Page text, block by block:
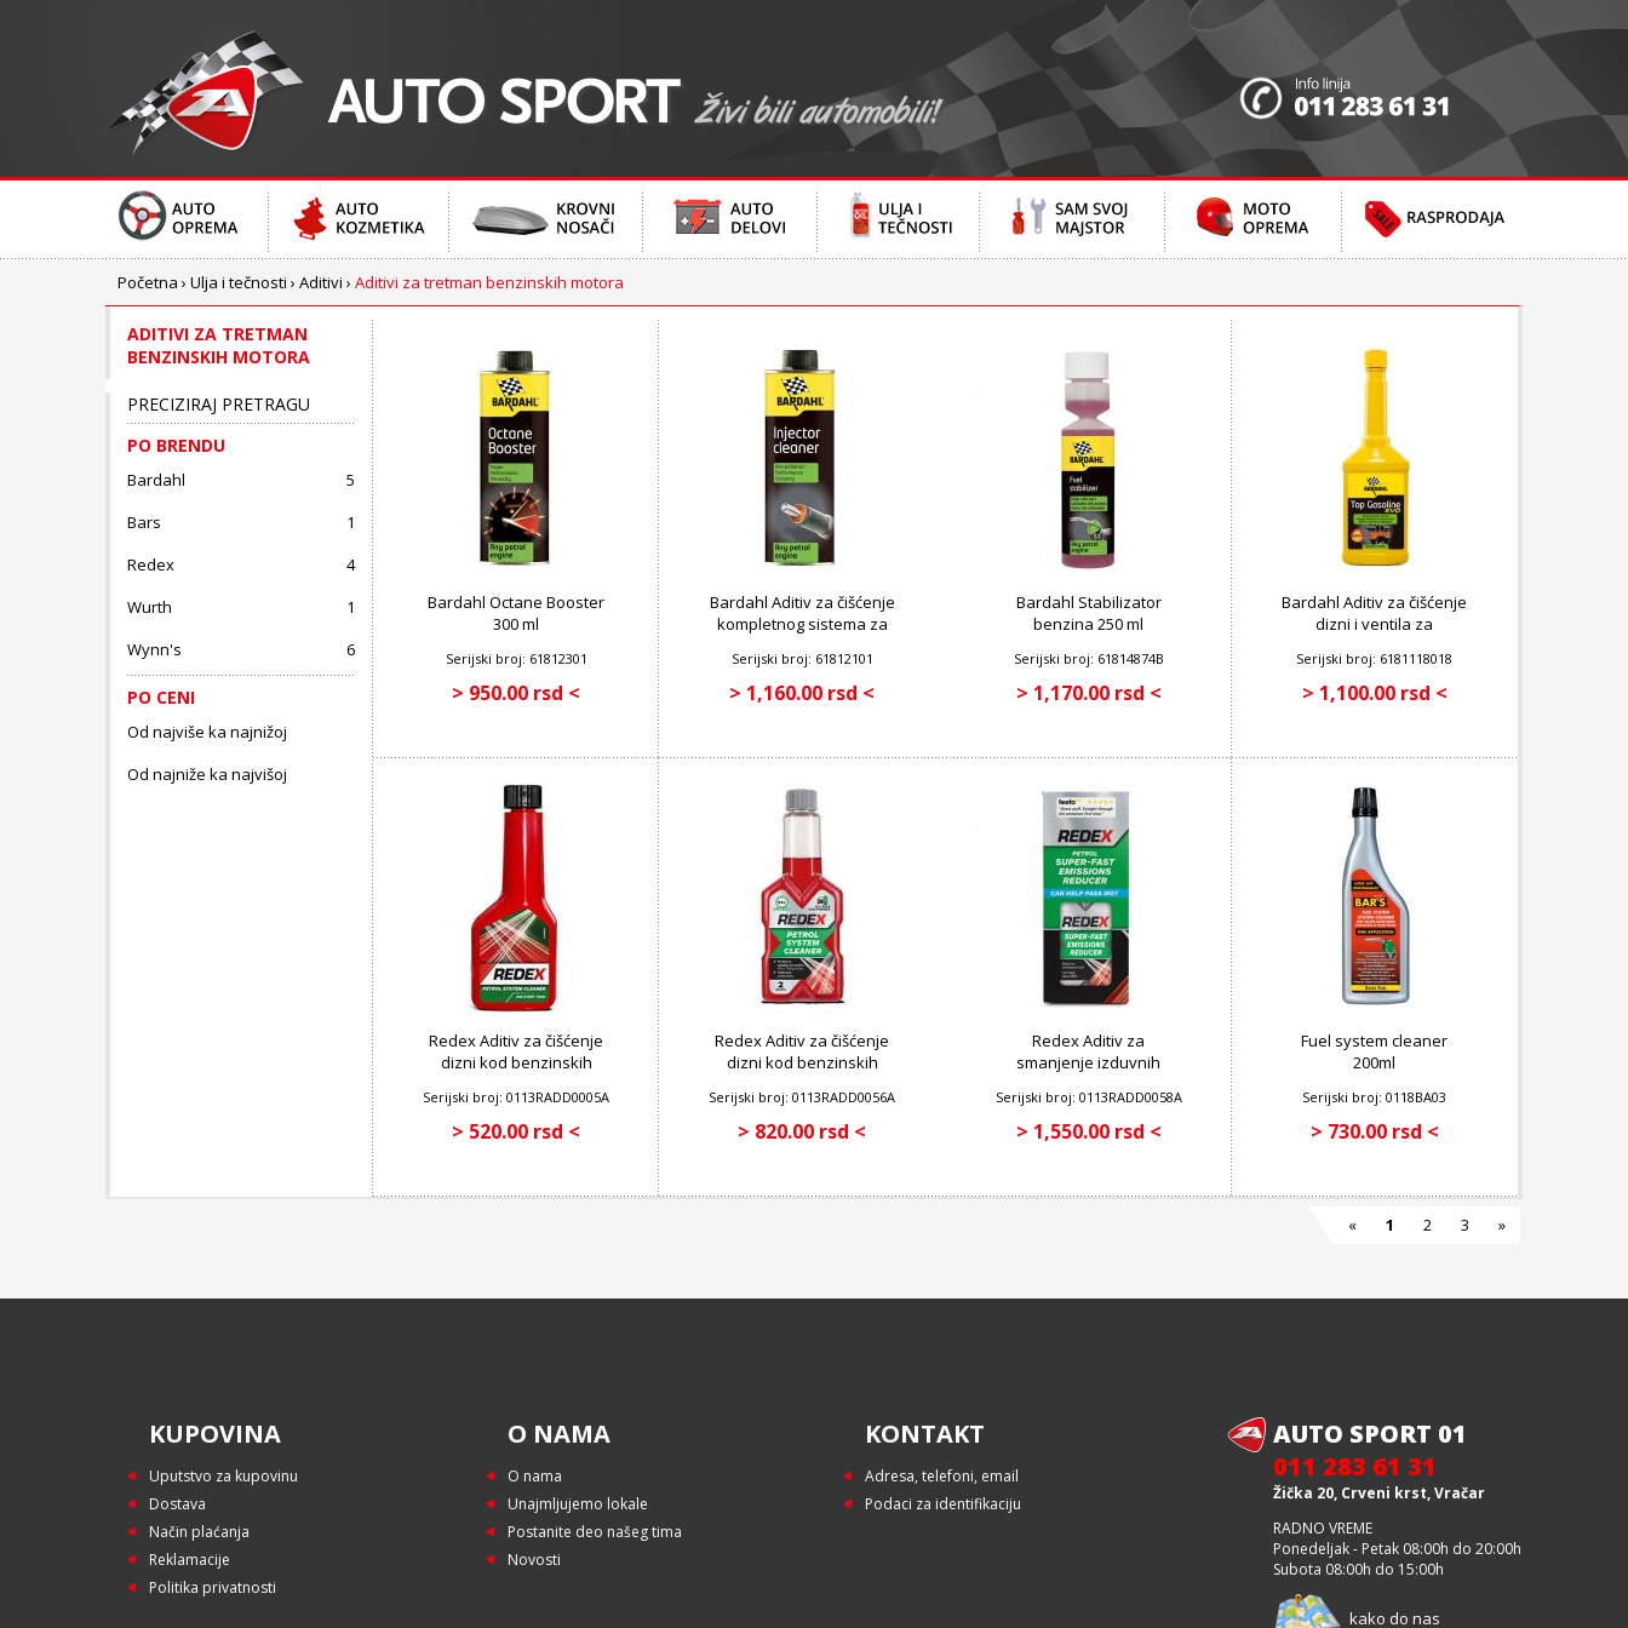
Početna › Ulja i tečnosti › Aditivi › Aditivi za tretman benzinskih motora
ADITIVI ZA TRETMAN
BENZINSKIH MOTORA
PRECIZIRAJ PRETRAGU
PO BRENDU
Bardahl
5
Bars
1
Redex
4
Wurth
1
Wynn's
6
PO CENI
Od najviše ka najnižoj
Od najniže ka najvišoj
Bardahl Octane Booster
300 ml
Serijski broj: 61812301
> 950.00 rsd <
Bardahl Aditiv za čišćenje
kompletnog sistema za
benzinske motore 300 ml
Serijski broj: 61812101
> 1,160.00 rsd <
Bardahl Stabilizator
benzina 250 ml
Serijski broj: 61814874B
> 1,170.00 rsd <
Bardahl Aditiv za čišćenje
dizni i ventila za
Serijski broj: 6181118018
> 1,100.00 rsd <
Redex Aditiv za čišćenje
dizni kod benzinskih
Serijski broj: 0113RADD0005A
> 520.00 rsd <
Redex Aditiv za čišćenje
dizni kod benzinskih
Serijski broj: 0113RADD0056A
> 820.00 rsd <
Redex Aditiv za
smanjenje izduvnih
motora 250 ml
Serijski broj: 0113RADD0058A
> 1,550.00 rsd <
Fuel system cleaner
200ml
Serijski broj: 0118BA03
> 730.00 rsd <
« 1 2 3 »
KUPOVINA
Uputstvo za kupovinu
Dostava
Način plaćanja
Reklamacije
Politika privatnosti
O NAMA
O nama
Unajmljujemo lokale
Postanite deo našeg tima
Novosti
KONTAKT
Adresa, telefoni, email
Podaci za identifikaciju
AUTO SPORT 01
011 283 61 31
Žička 20, Crveni krst, Vračar
RADNO VREME
Ponedeljak - Petak 08:00h do 20:00h
Subota 08:00h do 15:00h
kako do nas